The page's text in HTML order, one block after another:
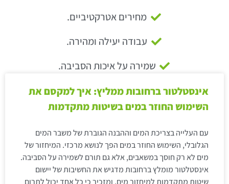
מחירים אטרקטיביים.
עבודה יעילה ומהירה.
שמירה על איכות הסביבה.
אינסטלטור ברחובות ממליץ: איך למקסם את
השימוש החוזר במים בשיטות מתקדמות
עם העלייה בצריכת המים וההבנה הגוברת של משבר המים
הגלובלי, השימוש החוזר במים הפך לנושא מרכזי. המיחזור של
מים לא רק חוסך במשאבים, אלא גם תורם לשמירה על הסביבה.
אינסטלטור מומלץ ברחובות מדגיש את החשיבות של יישום
שיטות מתקדמות למיחזור מים, ומזכיר כי כל אחד יכול לתרום